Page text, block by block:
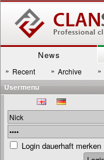
News
» Recent » Archive »
Usermenu
Login dauerhaft merken